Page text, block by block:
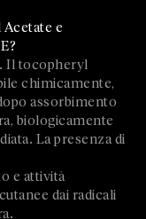
Acetate e
Il tocopheryl
chimicamente,
assorbimento
biologicamente
La presenza di
e attività
dai radicali